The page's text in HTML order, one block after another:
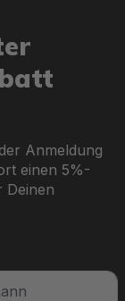
Anmeldung
einen 5%-
Deinen